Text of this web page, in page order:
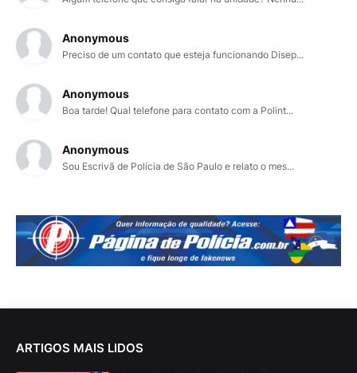
Anonymous
Preciso de um contato que esteja funcionando Disep...
Anonymous
Boa tarde! Qual telefone para contato com a Polint...
Anonymous
Sou Escrivã de Polícia de São Paulo e relato o mes...
ARTIGOS MAIS LIDOS